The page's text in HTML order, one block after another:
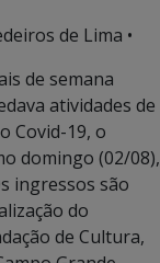
de Lima •
de semana
atividades de
Covid-19, o
domingo (02/08),
ingressos são
do
de Cultura,